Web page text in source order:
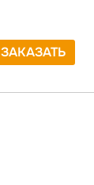
ЗАКАЗАТЬ